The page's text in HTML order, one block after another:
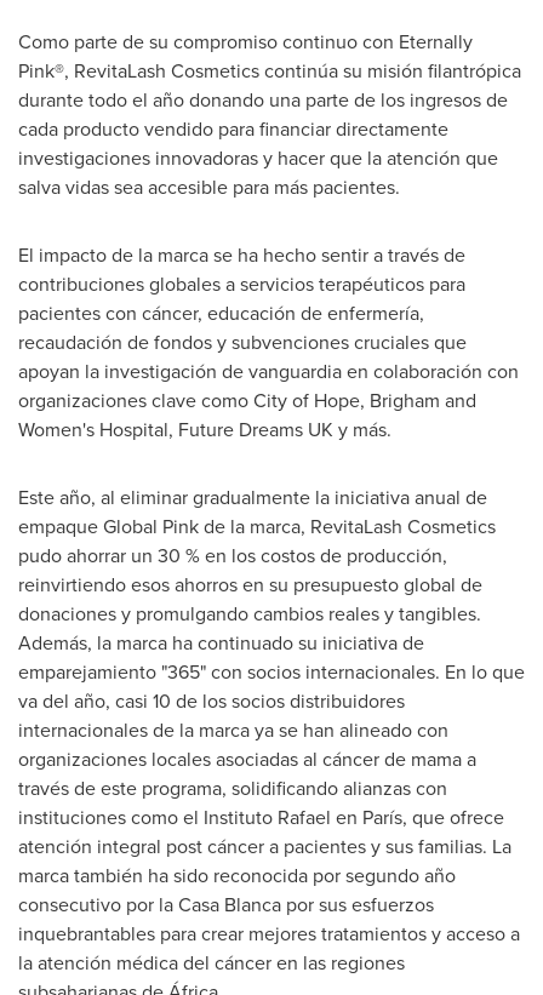
Como parte de su compromiso continuo con Eternally
Pink®, RevitaLash Cosmetics continúa su misión filantrópica
durante todo el año donando una parte de los ingresos de
cada producto vendido para financiar directamente
investigaciones innovadoras y hacer que la atención que
salva vidas sea accesible para más pacientes.
El impacto de la marca se ha hecho sentir a través de
contribuciones globales a servicios terapéuticos para
pacientes con cáncer, educación de enfermería,
recaudación de fondos y subvenciones cruciales que
apoyan la investigación de vanguardia en colaboración con
organizaciones clave como City of Hope, Brigham and
Women's Hospital, Future Dreams UK y más.
Este año, al eliminar gradualmente la iniciativa anual de
empaque Global Pink de la marca, RevitaLash Cosmetics
pudo ahorrar un 30 % en los costos de producción,
reinvirtiendo esos ahorros en su presupuesto global de
donaciones y promulgando cambios reales y tangibles.
Además, la marca ha continuado su iniciativa de
emparejamiento "365" con socios internacionales. En lo que
va del año, casi 10 de los socios distribuidores
internacionales de la marca ya se han alineado con
organizaciones locales asociadas al cáncer de mama a
través de este programa, solidificando alianzas con
instituciones como el Instituto Rafael en París, que ofrece
atención integral post cáncer a pacientes y sus familias. La
marca también ha sido reconocida por segundo año
consecutivo por la Casa Blanca por sus esfuerzos
inquebrantables para crear mejores tratamientos y acceso a
la atención médica del cáncer en las regiones